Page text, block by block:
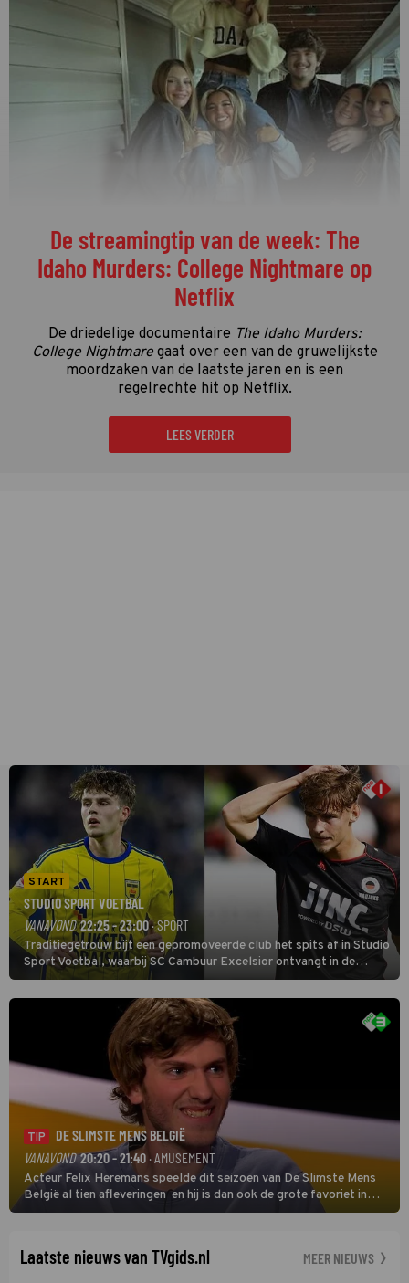
De streamingtip van de week: The
Idaho Murders: College Nightmare op
Netflix
De driedelige documentaire The Idaho Murders:
College Nightmaregaat over een van de gruwelijkste
moordzaken van de laatste jaren en is een
regelrechte hit op Netflix.
LEES VERDER
START
STUDIO SPORT VOETBAL
VANAVOND 22:25 - 23:00· SPORT
Traditiegetrouw bijt een gepromoveerde club het spits af in Studio
Sport Voetbal, waarbij SC Cambuur Excelsior ontvangt in de
eerste wedstrijd van het nieuwe Eredivisieseizoen. De nieuwe
oefenmeester is Johan Plat en hij wil aanvallend voetballen.
TIP
DE SLIMSTE MENS BELGIË
VANAVOND 20:20 - 21:40· AMUSEMENT
Acteur Felix Heremans speelde dit seizoen van De Slimste Mens
België al tien afleveringen en hij is dan ook de grote favoriet in
deze seizoensfinale. En er is Nederlandse inbreng, want komiek
Laatste nieuws van TVgids.nl MEER NIEUWS